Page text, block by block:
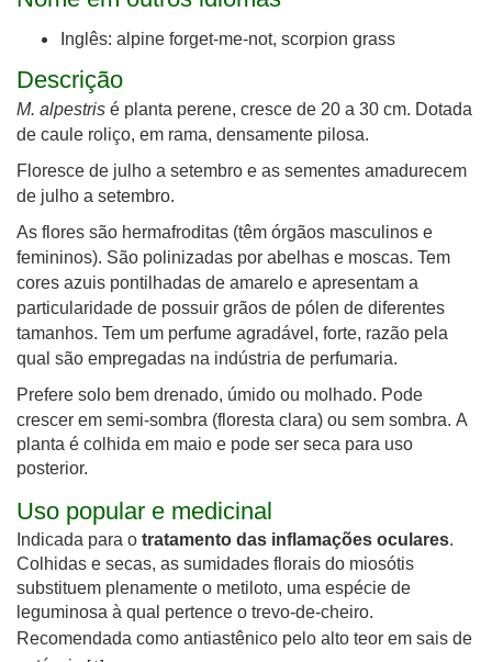
Inglês: alpine forget-me-not, scorpion grass
Descrição
M. alpestris é planta perene, cresce de 20 a 30 cm. Dotada
de caule roliço, em rama, densamente pilosa.
Floresce de julho a setembro e as sementes amadurecem
de julho a setembro.
As flores são hermafroditas (têm órgãos masculinos e
femininos). São polinizadas por abelhas e moscas. Tem
cores azuis pontilhadas de amarelo e apresentam a
particularidade de possuir grãos de pólen de diferentes
tamanhos. Tem um perfume agradável, forte, razão pela
qual são empregadas na indústria de perfumaria.
Prefere solo bem drenado, úmido ou molhado. Pode
crescer em semi-sombra (floresta clara) ou sem sombra. A
planta é colhida em maio e pode ser seca para uso
posterior.
Uso popular e medicinal
Indicada para o tratamento das inflamações oculares.
Colhidas e secas, as sumidades florais do miosótis
substituem plenamente o metiloto, uma espécie de
leguminosa à qual pertence o trevo-de-cheiro.
Recomendada como antiastênico pelo alto teor em sais de